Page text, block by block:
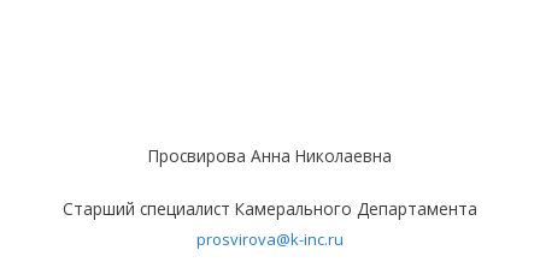
Просвирова Анна Николаевна
Старший специалист Камерального Департамента
prosvirova@k-inc.ru